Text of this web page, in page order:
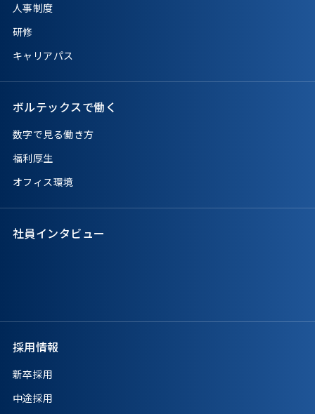
人事制度
研修
キャリアパス
ボルテックスで働く
数字で見る働き方
福利厚生
オフィス環境
社員インタビュー
採用情報
新卒採用
中途採用